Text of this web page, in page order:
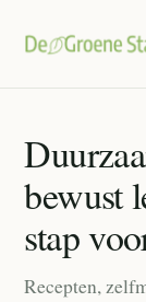
bewust
stap
Recepten,